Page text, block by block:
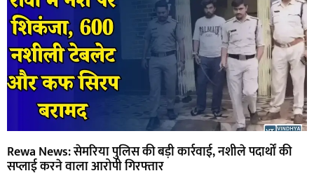
Rewa News: सेमरिया पुलिस की बड़ी कार्रवाई, नशीले पदार्थों की
सप्लाई करने वाला आरोपी गिरफ्तार